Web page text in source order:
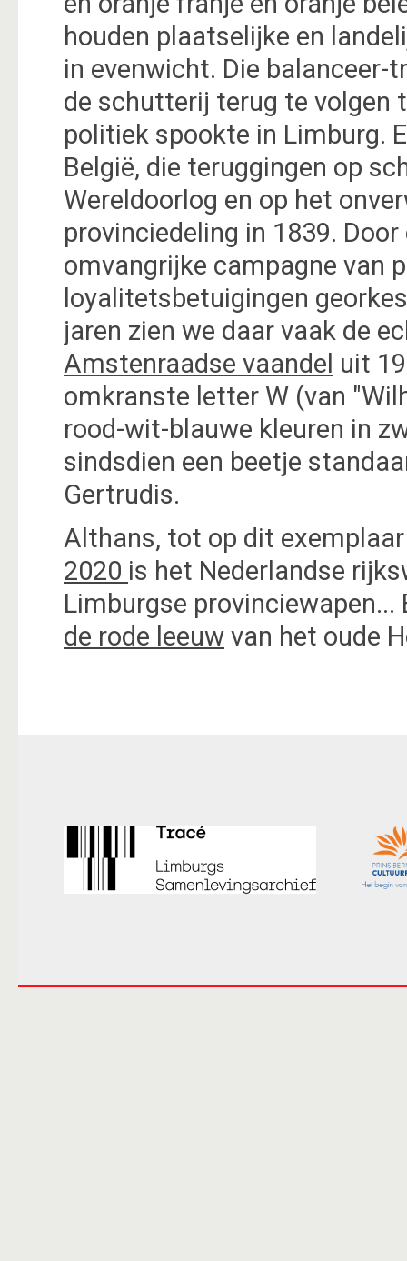
houden plaatselijke en
in evenwicht. Die balanceer-
de schutterij terug te volgen
politiek spookte in Limburg.
België, die teruggingen op
Wereldoorlog en op het
provinciedeling in 1839.
omvangrijke campagne van
loyalitetsbetuigingen
jaren zien we daar vaak de
Amstenraadse vaandel uit
omkranste letter W (van
rood-wit-blauwe kleuren in
sindsdien een beetje
Gertrudis.
Althans, tot op dit
2020 is het Nederlandse
Limburgse
de rode leeuw van het oude